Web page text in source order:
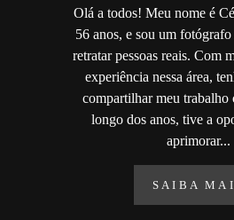
Olá a todos! Meu nome é
56 anos, e sou um
retratar pessoas reais. Com
experiência nessa área,
compartilhar meu trabalho
longo dos anos, tive a
aprimorar...
SAIBA